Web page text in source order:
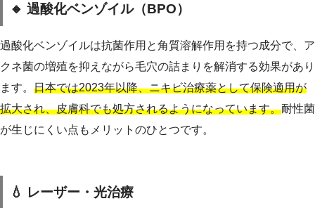
🔸 過酸化ベンゾイル（BPO）
過酸化ベンゾイルは抗菌作用と角質溶解作用を持つ成分で、ア
クネ菌の増殖を抑えながら毛穴の詰まりを解消する効果があり
ます。 日本では2023年以降、ニキビ治療薬として保険適用が
拡大され、皮膚科でも処方されるようになっています。耐性菌
が生じにくい点もメリットのひとつです。
💧 レーザー・光治療